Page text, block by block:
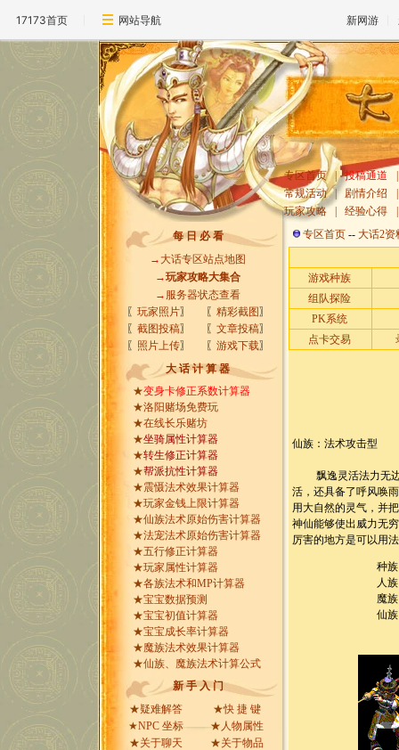
17173首页 网站导航 新网游
专区首页 投稿通道
常规活动
剧情介绍
玩家攻略
经验心得
每 日 必 看
→ 大话专区站点地图
→玩家攻略大集合
→ 服务器状态查看
〖 玩家照片〗 〖 精彩截图 〗
〖 截图投稿〗 〖 文章投稿〗
〖 照片上传〗 〖 游戏下载〗
大 话 计 算 器
★变身卡修正系数计算器
★洛阳赌场免费玩
★在线长乐赌坊
★坐骑属性计算器
★转生修正计算器
★帮派抗性计算器
★震慑法术效果计算器
★玩家金钱上限计算器
★仙族法术原始伤害计算器
★法宠法术原始伤害计算器
★五行修正计算器
★玩家属性计算器
★各族法术和MP计算器
★宝宝数据预测
★宝宝初值计算器
★宝宝成长率计算器
★魔族法术效果计算器
★仙族、魔族法术计算公式
新 手 入 门
★疑难解答 ★快 捷 键
★NPC 坐标 ★ 人物属性
★关于聊天 ★关于物品
专区首页 -- 大话2资
游戏种族
组队探险
PK系统
点卡交易
仙族：法术攻击型
飘逸灵活法力无边
活，还具备了呼风唤
用大自然的灵气，并
神仙能够使出威力无
厉害的地方是可以用
种族
人族
魔族
仙族